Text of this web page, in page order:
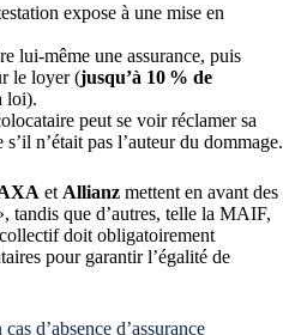
expose à une mise en
lui-même une assurance, puis
le loyer (jusqu’à 10 % de
loi).
peut se voir réclamer sa
n’était pas l’auteur du dommage.
et Allianz mettent en avant des
tandis que d’autres, telle la MAIF,
doit obligatoirement
pour garantir l’égalité de
d’absence d’assurance